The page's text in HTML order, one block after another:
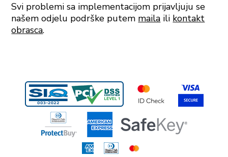
Svi problemi sa implementacijom prijavljuju se
našem odjelu podrške putem maila ili kontakt
obrasca.